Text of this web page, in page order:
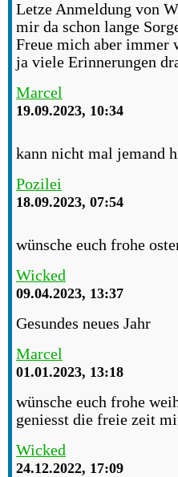
Letze Anmeldung von
mir da schon lange
Freue mich aber immer
ja viele Erinnerungen
Marcel
19.09.2023, 10:34
kann nicht mal jemand
Pozilei
18.09.2023, 07:54
wünsche euch frohe
Wicked
09.04.2023, 13:37
Gesundes neues Jahr
Marcel
01.01.2023, 13:18
wünsche euch frohe
geniesst die freie zeit
Wicked
24.12.2022, 17:09